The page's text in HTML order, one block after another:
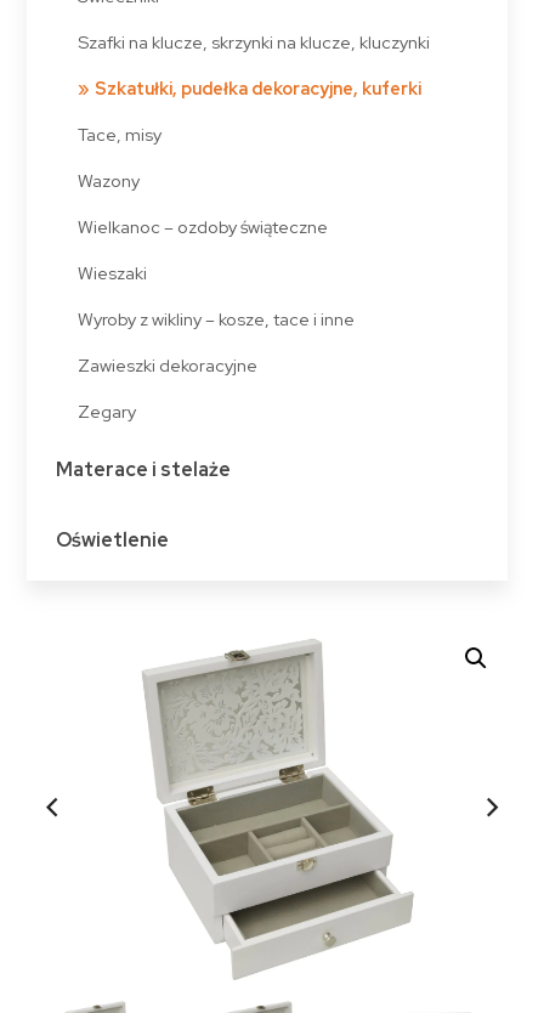
Szafki na klucze, skrzynki na klucze, kluczynki
Szkatułki, pudełka dekoracyjne, kuferki
Tace, misy
Wazony
Wielkanoc – ozdoby świąteczne
Wieszaki
Wyroby z wikliny – kosze, tace i inne
Zawieszki dekoracyjne
Zegary
Materace i stelaże
Oświetlenie